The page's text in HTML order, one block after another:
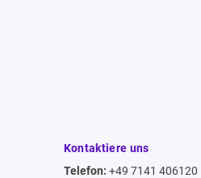
Kontaktiere uns
Telefon: +49 7141 406120